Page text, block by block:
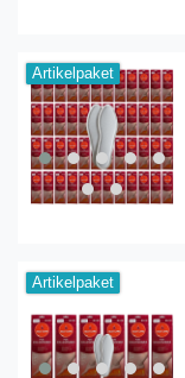
Artikelpaket
Artikelpaket